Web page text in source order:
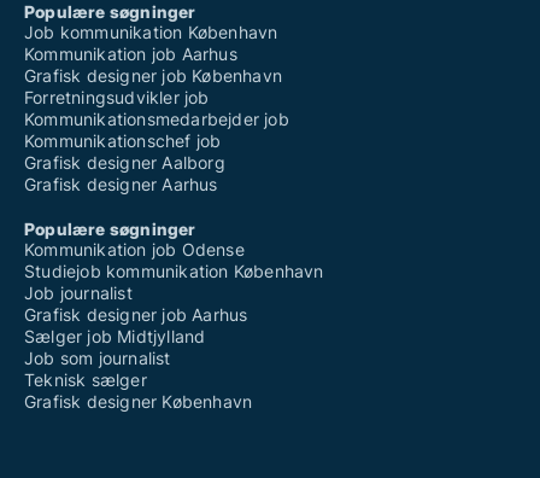
Populære søgninger
Job kommunikation København
Kommunikation job Aarhus
Grafisk designer job København
Forretningsudvikler job
Kommunikationsmedarbejder job
Kommunikationschef job
Grafisk designer Aalborg
Grafisk designer Aarhus
Populære søgninger
Kommunikation job Odense
Studiejob kommunikation København
Job journalist
Grafisk designer job Aarhus
Sælger job Midtjylland
Job som journalist
Teknisk sælger
Grafisk designer København